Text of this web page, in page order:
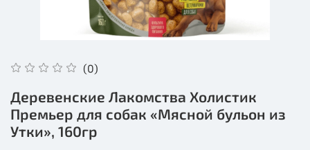
(0)
Деревенские Лакомства Холистик
Премьер для собак «Мясной бульон из
Утки», 160гр